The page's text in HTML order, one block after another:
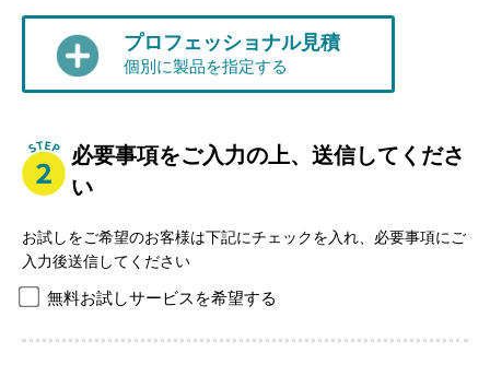
プロフェッショナル見積
個別に製品を指定する
必要事項をご入力の上、送信してくださ
い
お試しをご希望のお客様は下記にチェックを入れ、必要事項にご
入力後送信してください
無料お試しサービスを希望する